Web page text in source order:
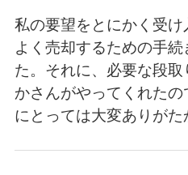
私の要望をとにかく受
よく売却するための手
た。それに、必要な段
かさんがやってくれた
にとっては大変ありがた